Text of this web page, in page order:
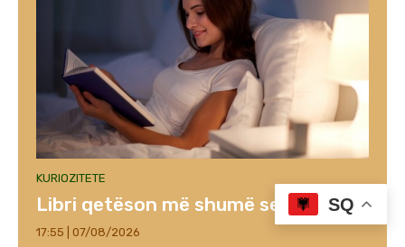
KURIOZITETE
Libri qetëson më shumë se gjumi
17:55 | 07/08/2026
SQ